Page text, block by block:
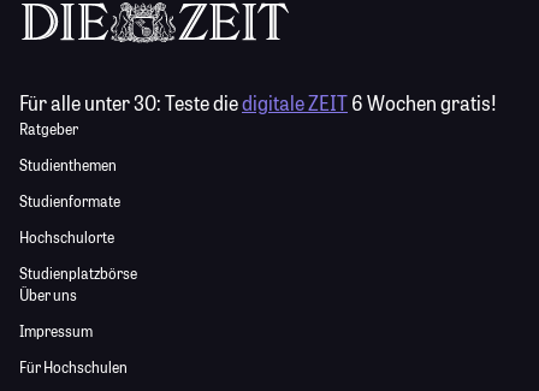
Für alle unter 30:Teste diedigitale ZEIT6 Wochen gratis!
Ratgeber
Studienthemen
Studienformate
Hochschulorte
Studienplatzbörse
Über uns
Impressum
Für Hochschulen